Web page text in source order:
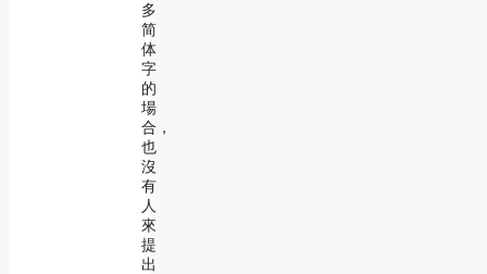
多
简
体
字
的
場
合，
也
沒
有
人
來
提
出